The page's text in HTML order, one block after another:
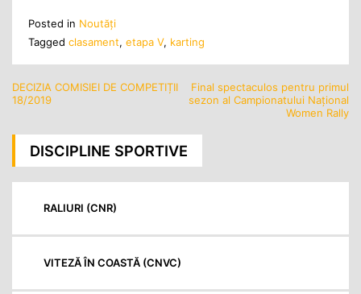
Posted in Noutăţi
Tagged clasament, etapa V, karting
Navigare
articole
DECIZIA COMISIEI DE COMPETIȚII
18/2019
Final spectaculos pentru primul
sezon al Campionatului Național
Women Rally
DISCIPLINE SPORTIVE
RALIURI (CNR)
VITEZĂ ÎN COASTĂ (CNVC)